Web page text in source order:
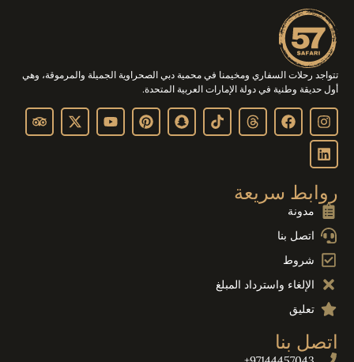
تتواجد رحلات السفاري ومخيمنا في محمية دبي الصحراوية الجميلة والمرموقة، وهي
أول حديقة وطنية في دولة الإمارات العربية المتحدة.
روابط سريعة
مدونة
اتصل بنا
شروط
الإلغاء واسترداد المبلغ
تعليق
اتصل بنا